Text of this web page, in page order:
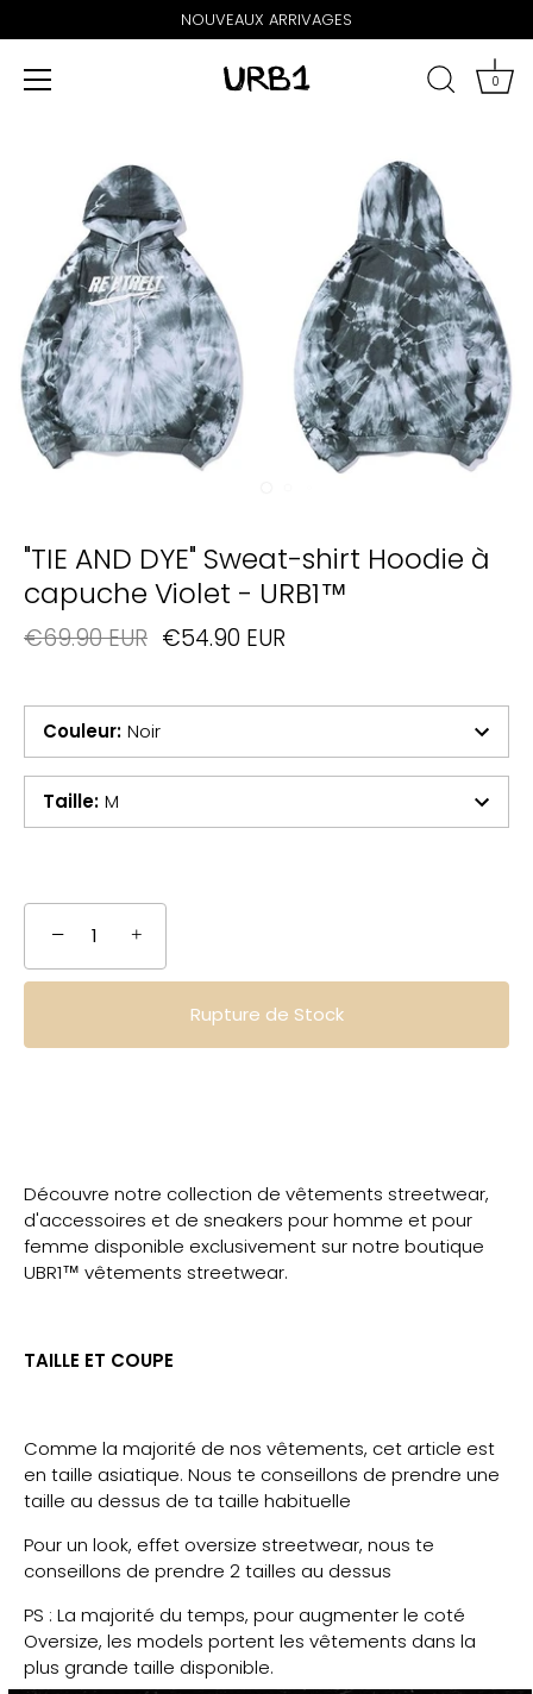
NOUVEAUX ARRIVAGES
0
"TIE AND DYE" Sweat-shirt Hoodie à
capuche Violet - URB1™
€69.90 EUR €54.90 EUR
Couleur: Noir
Taille: M
− +
Rupture de Stock
Découvre notre collection de vêtements streetwear,
d'accessoires et de sneakers pour homme et pour
femme disponible exclusivement sur notre boutique
UBR1™ vêtements streetwear.
TAILLE ET COUPE
Comme la majorité de nos vêtements, cet article est
en taille asiatique. Nous te conseillons de prendre une
taille au dessus de ta taille habituelle
Pour un look, effet oversize streetwear, nous te
conseillons de prendre 2 tailles au dessus
PS : La majorité du temps, pour augmenter le coté
Oversize, les models portent les vêtements dans la
plus grande taille disponible.